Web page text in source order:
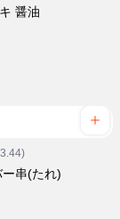
醤油
串(たれ)